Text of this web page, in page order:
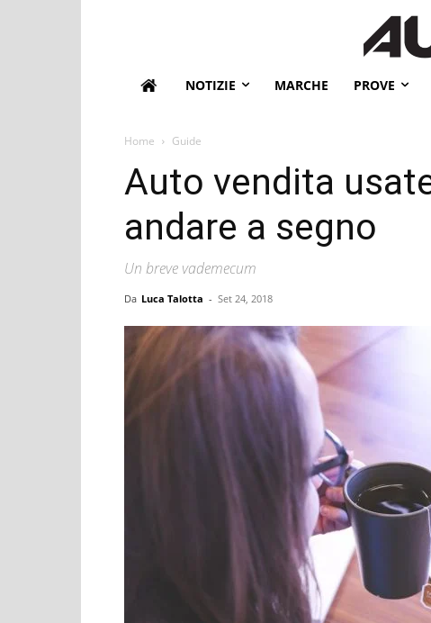
NOTIZIE MARCHE PROVE
Home Guide
Auto vendita
andare a segno
Un breve vademecum
Da Luca Talotta - Set 24, 2018